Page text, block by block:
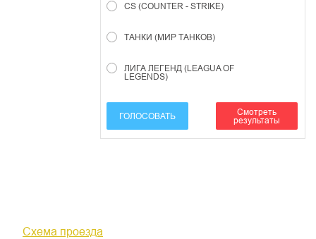
CS (COUNTER - STRIKE)
ТАНКИ (МИР ТАНКОВ)
ЛИГА ЛЕГЕНД (LEAGUA OF
LEGENDS)
ГОЛОСОВАТЬ
Смотреть
результаты
Схема проезда